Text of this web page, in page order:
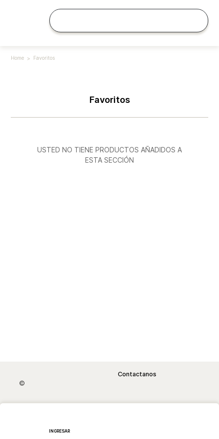
Home Favoritos
Favoritos
USTED NO TIENE PRODUCTOS AÑADIDOS A
ESTA SECCIÓN
©
Contactanos
Atención al cliente